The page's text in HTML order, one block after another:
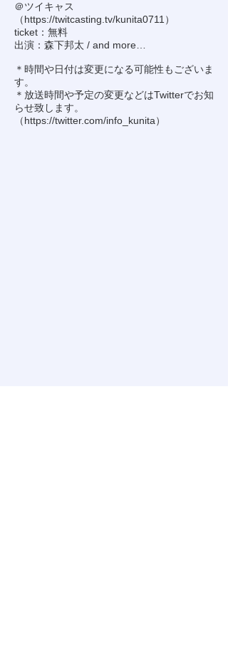
＠ツイキャス
（https://twitcasting.tv/kunita0711 ）
ticket：無料
出演：森下邦太 / and more…
＊時間や日付は変更になる可能性もございま
す。
＊放送時間や予定の変更などはTwitterでお知
らせ致します。
（https://twitter.com/info_kunita）